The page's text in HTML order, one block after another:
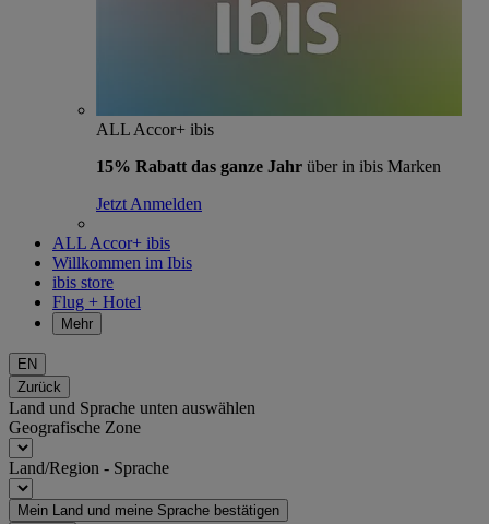
ALL Accor+ ibis
15% Rabatt das ganze Jahr über in ibis Marken
Jetzt Anmelden
ALL Accor+ ibis
Willkommen im Ibis
ibis store
Flug + Hotel
Mehr
EN
Zurück
Land und Sprache unten auswählen
Geografische Zone
Land/Region - Sprache
Mein Land und meine Sprache bestätigen